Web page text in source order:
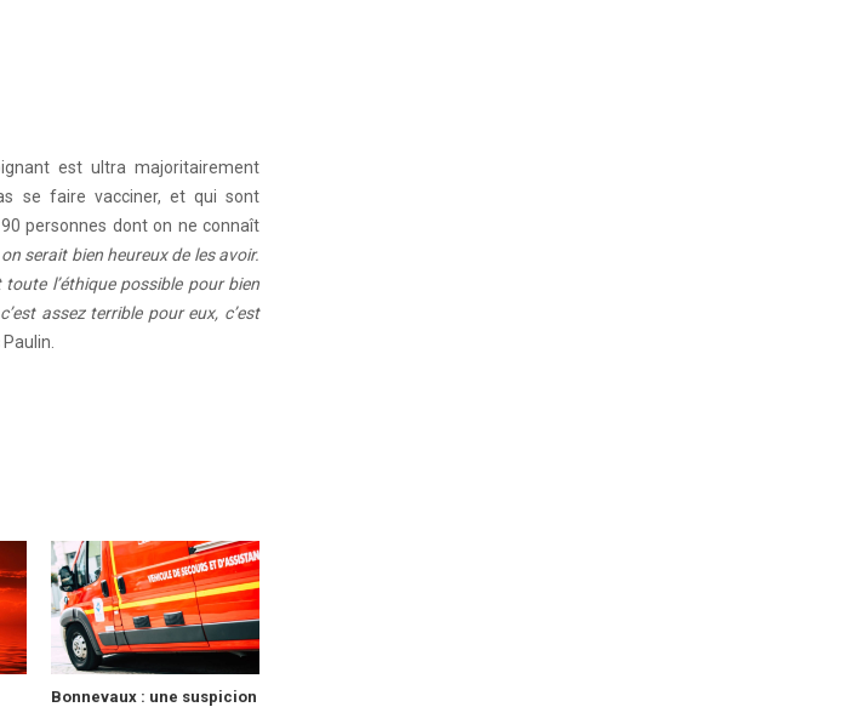
est ultra majoritairement
se faire vacciner, et qui sont
personnes dont on ne connaît
serait bien heureux de les avoir.
l’éthique possible pour bien
assez terrible pour eux, c’est
Bonnevaux : une suspicion